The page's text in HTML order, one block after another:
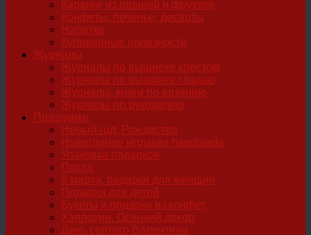
Карвинг из овощей и фруктов
Конфеты, печенье, десерты
Напитки
Кулинарные полезности
Журналы
Журналы по вышивке крестом
Журналы по вышивке гладью
Журналы, книги по вязанию
Журналы по рукоделию
Праздники
Новый год, Рождество
Новогодние игрушки handmade
Упаковка подарков
Пасха
8 марта, подарки для женщин
Подарки для детей
Букеты и подарки из конфет
Хэллоуин. Осенний декор
День святого Валентина